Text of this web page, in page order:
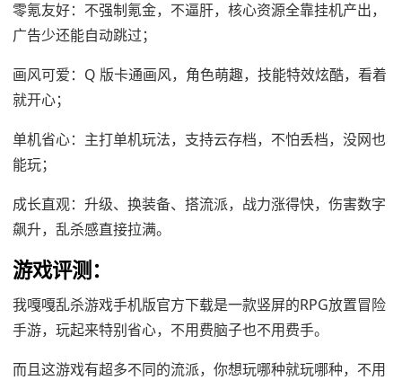
零氪友好：不强制氪金，不逼肝，核心资源全靠挂机产出，
广告少还能自动跳过；
画风可爱：Q 版卡通画风，角色萌趣，技能特效炫酷，看着
就开心；
单机省心：主打单机玩法，支持云存档，不怕丢档，没网也
能玩；
成长直观：升级、换装备、搭流派，战力涨得快，伤害数字
飙升，乱杀感直接拉满。
游戏评测：
我嘎嘎乱杀游戏手机版官方下载是一款竖屏的RPG放置冒险
手游，玩起来特别省心，不用费脑子也不用费手。
而且这游戏有超多不同的流派，你想玩哪种就玩哪种，不用